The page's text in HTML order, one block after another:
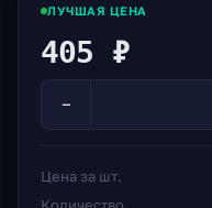
ЛУЧШАЯ ЦЕНА
405 ₽
−
Цена за шт.